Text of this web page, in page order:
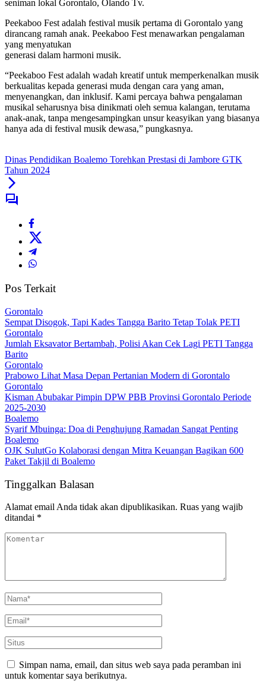
seniman lokal Gorontalo, Olando Tv.
Peekaboo Fest adalah festival musik pertama di Gorontalo yang
dirancang ramah anak. Peekaboo Fest menawarkan pengalaman
yang menyatukan
generasi dalam harmoni musik.
“Peekaboo Fest adalah wadah kreatif untuk memperkenalkan musik
berkualitas kepada generasi muda dengan cara yang aman,
menyenangkan, dan inklusif. Kami percaya bahwa pengalaman
musikal seharusnya bisa dinikmati oleh semua kalangan, terutama
anak-anak, tanpa mengesampingkan unsur keasyikan yang biasanya
hanya ada di festival musik dewasa,” pungkasnya.
Dinas Pendidikan Boalemo Torehkan Prestasi di Jambore GTK
Tahun 2024
Pos Terkait
Gorontalo
Sempat Disogok, Tapi Kades Tangga Barito Tetap Tolak PETI
Gorontalo
Jumlah Eksavator Bertambah, Polisi Akan Cek Lagi PETI Tangga
Barito
Gorontalo
Prabowo Lihat Masa Depan Pertanian Modern di Gorontalo
Gorontalo
Kisman Abubakar Pimpin DPW PBB Provinsi Gorontalo Periode
2025-2030
Boalemo
Syarif Mbuinga: Doa di Penghujung Ramadan Sangat Penting
Boalemo
OJK SulutGo Kolaborasi dengan Mitra Keuangan Bagikan 600
Paket Takjil di Boalemo
Tinggalkan Balasan
Alamat email Anda tidak akan dipublikasikan. Ruas yang wajib
ditandai *
Simpan nama, email, dan situs web saya pada peramban ini
untuk komentar saya berikutnya.